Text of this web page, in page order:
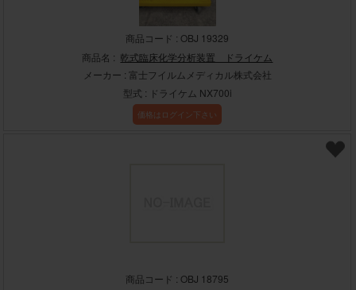
商品コード : OBJ 19329
商品名 : 乾式臨床化学分析装置 ドライケム
メーカー : 富士フイルムメディカル株式会社
型式 : ドライケム NX700i
価格はログイン下さい
商品コード : OBJ 18795